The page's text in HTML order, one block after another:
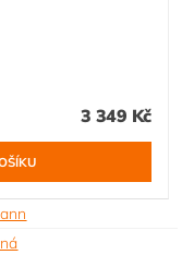
3 349 Kč